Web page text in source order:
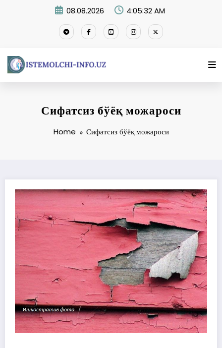
08.08.2026 4:05:33 AM
Сифатсиз бўёқ можароси
Home Сифатсиз бўёқ можароси